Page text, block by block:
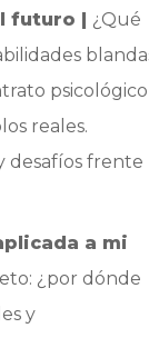
futuro | ¿Qué
psicológico
reales.
desafíos frente
a mi
¿por dónde
y